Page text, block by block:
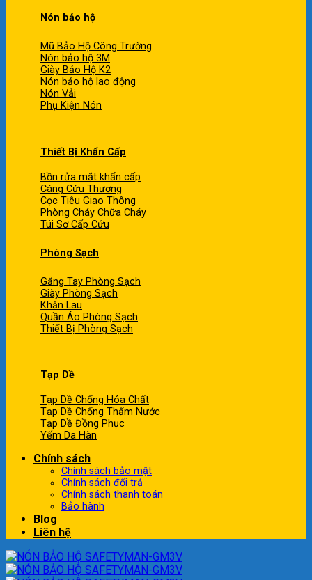
Nón bảo hộ
Mũ Bảo Hộ Công Trường
Nón bảo hộ 3M
Giày Bảo Hộ K2
Nón bảo hộ lao động
Nón Vải
Phụ Kiện Nón
Thiết Bị Khẩn Cấp
Bồn rửa mắt khẩn cấp
Cáng Cứu Thương
Cọc Tiêu Giao Thông
Phòng Cháy Chữa Cháy
Túi Sơ Cấp Cứu
Phòng Sạch
Găng Tay Phòng Sạch
Giày Phòng Sạch
Khăn Lau
Quần Áo Phòng Sạch
Thiết Bị Phòng Sạch
Tạp Dề
Tạp Dề Chống Hóa Chất
Tạp Dề Chống Thấm Nước
Tạp Dề Đồng Phục
Yếm Da Hàn
Chính sách
Chính sách bảo mật
Chính sách đổi trả
Chính sách thanh toán
Bảo hành
Blog
Liên hệ